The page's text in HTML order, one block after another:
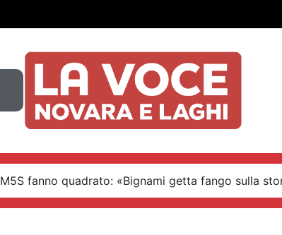
fanno quadrato: «Bignami getta fango sulla